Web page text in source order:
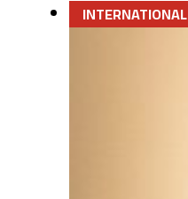
INTERNATIONAL